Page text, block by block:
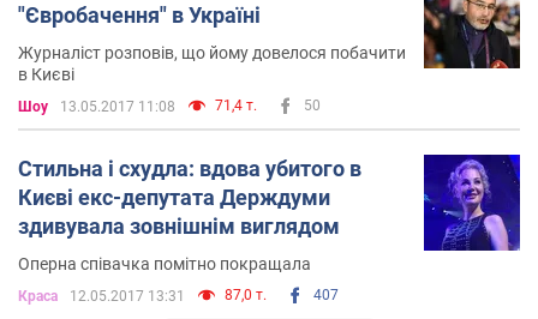
"Євробачення" в Україні
Журналіст розповів, що йому довелося побачити
в Києві
Шоу 13.05.2017 11:08 71,4 т. 50
Стильна і схудла: вдова убитого в
Києві екс-депутата Держдуми
здивувала зовнішнім виглядом
Оперна співачка помітно покращала
Краса 12.05.2017 13:31 87,0 т. 407